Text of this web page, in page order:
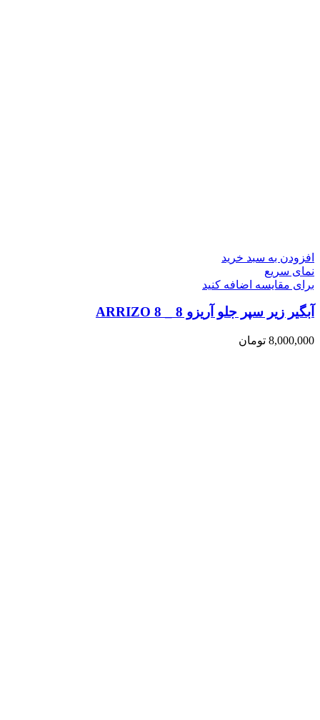
افزودن به سبد خرید
نمای سریع
برای مقایسه اضافه کنید
آبگیر زیر سپر جلو آریزو 8 _ ARRIZO 8
8,000,000 تومان